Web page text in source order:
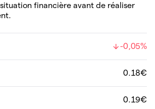
financière avant de réaliser
-0,05%
0.18€
0.19€